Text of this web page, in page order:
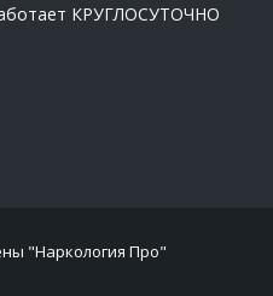
КРУГЛОСУТОЧНО
"Наркология Про"